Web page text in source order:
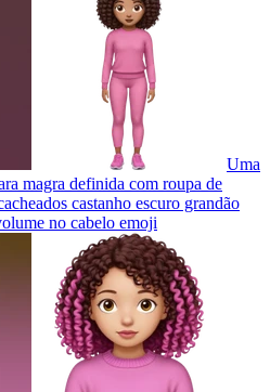
Uma
magra definida com roupa de
castanho escuro grandão
no cabelo emoji